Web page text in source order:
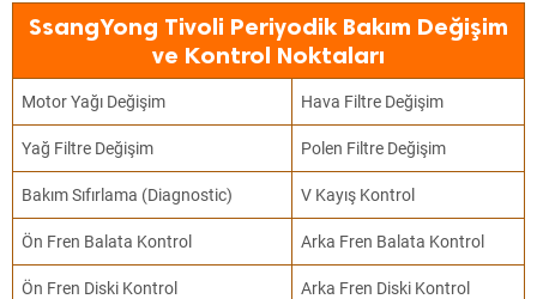
SsangYong Tivoli Periyodik Bakım Değişim
ve Kontrol Noktaları
Motor Yağı Değişim Hava Filtre Değişim
Yağ Filtre Değişim Polen Filtre Değişim
Bakım Sıfırlama (Diagnostic) V Kayış Kontrol
Ön Fren Balata Kontrol Arka Fren Balata Kontrol
Ön Fren Diski Kontrol Arka Fren Diski Kontrol